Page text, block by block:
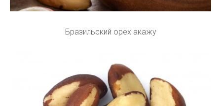
Бразильский орех акажу